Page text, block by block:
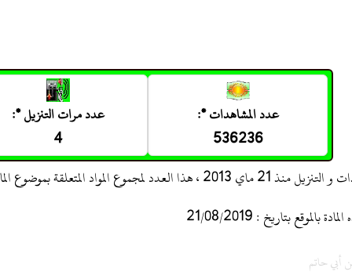
عدد المشاهدات *:
536236
عدد مرات التنزيل *:
4
العدد لمجموع المواد المتعلقة بموضوع المادة
بتاريخ : 21/08/2019
أبي حاتم